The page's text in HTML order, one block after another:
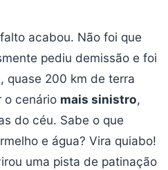
acabou. Não foi que
pediu demissão e foi
quase 200 km de terra
o cenário mais sinistro,
do céu. Sabe o que
e água? Vira quiabo!
uma pista de patinação